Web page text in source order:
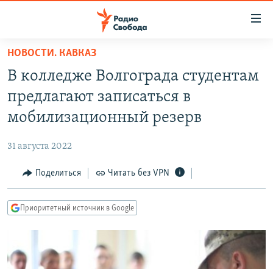
упрощенного
доступа
основному
Вернутся
Вернутся
ПОДКАСТЫ
АВТОРСКИЕ ПРОЕКТЫ
МНЕНИЯ
КУЛЬТУРА
КАВКАЗ.РЕАЛИИ
СИБИРЬ.РЕАЛИИ
НОВОСТИ. КАВКАЗ
В колледже Волгограда студентам
предлагают записаться в
мобилизационный резерв
31 августа 2022
Поделиться Читать без VPN
Приоритетный источник в Google